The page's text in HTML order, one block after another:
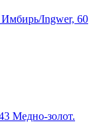
Имбирь/Ingwer, 60